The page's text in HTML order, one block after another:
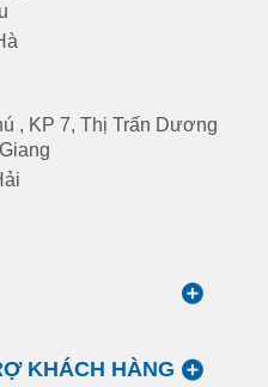
, KP 7, Thị Trấn Dương
KHÁCH HÀNG